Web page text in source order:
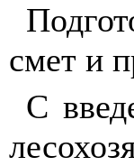
смет и
С
лесохоз